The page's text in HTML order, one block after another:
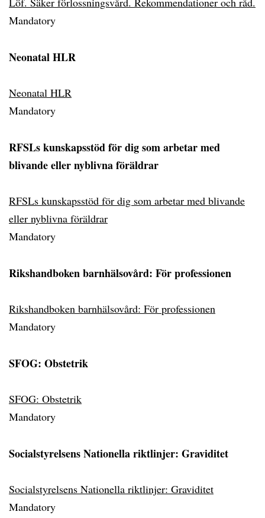
Mandatory
Neonatal HLR
Neonatal HLR
Mandatory
RFSLs kunskapsstöd för dig som arbetar med
blivande eller nyblivna föräldrar
RFSLs kunskapsstöd för dig som arbetar med blivande
eller nyblivna föräldrar
Mandatory
Rikshandboken barnhälsovård: För professionen
Rikshandboken barnhälsovård: För professionen
Mandatory
SFOG: Obstetrik
SFOG: Obstetrik
Mandatory
Socialstyrelsens Nationella riktlinjer: Graviditet
Socialstyrelsens Nationella riktlinjer: Graviditet
Mandatory